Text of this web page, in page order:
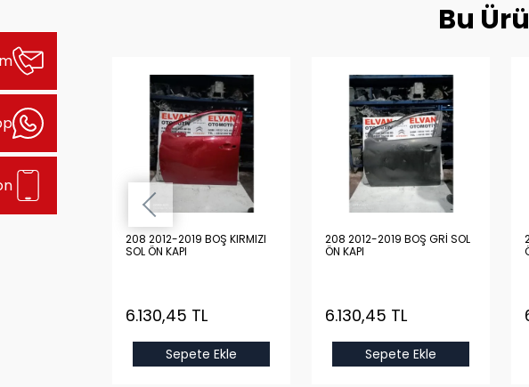
Bu
208 2012-2019 BOŞ KIRMIZI
SOL ÖN KAPI
6.130,45 TL
Sepete Ekle
208 2012-2019 BOŞ GRİ SOL
ÖN KAPI
6.130,45 TL
Sepete Ekle